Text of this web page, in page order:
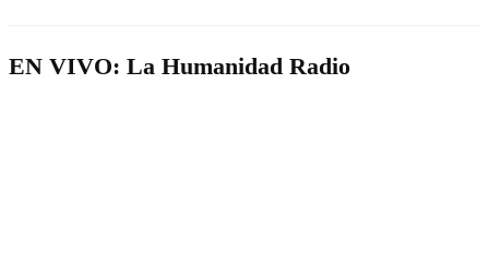
EN VIVO: La Humanidad Radio